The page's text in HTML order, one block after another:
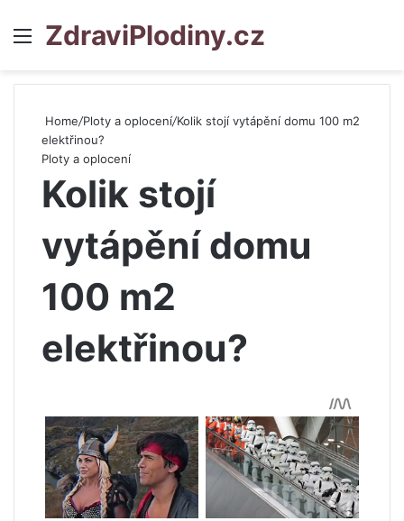
Menu
ZdraviPlodiny.cz
Home/Ploty a oplocení/Kolik stojí vytápění domu 100 m2
elektřinou?
Ploty a oplocení
Kolik stojí
vytápění domu
100 m2
elektřinou?